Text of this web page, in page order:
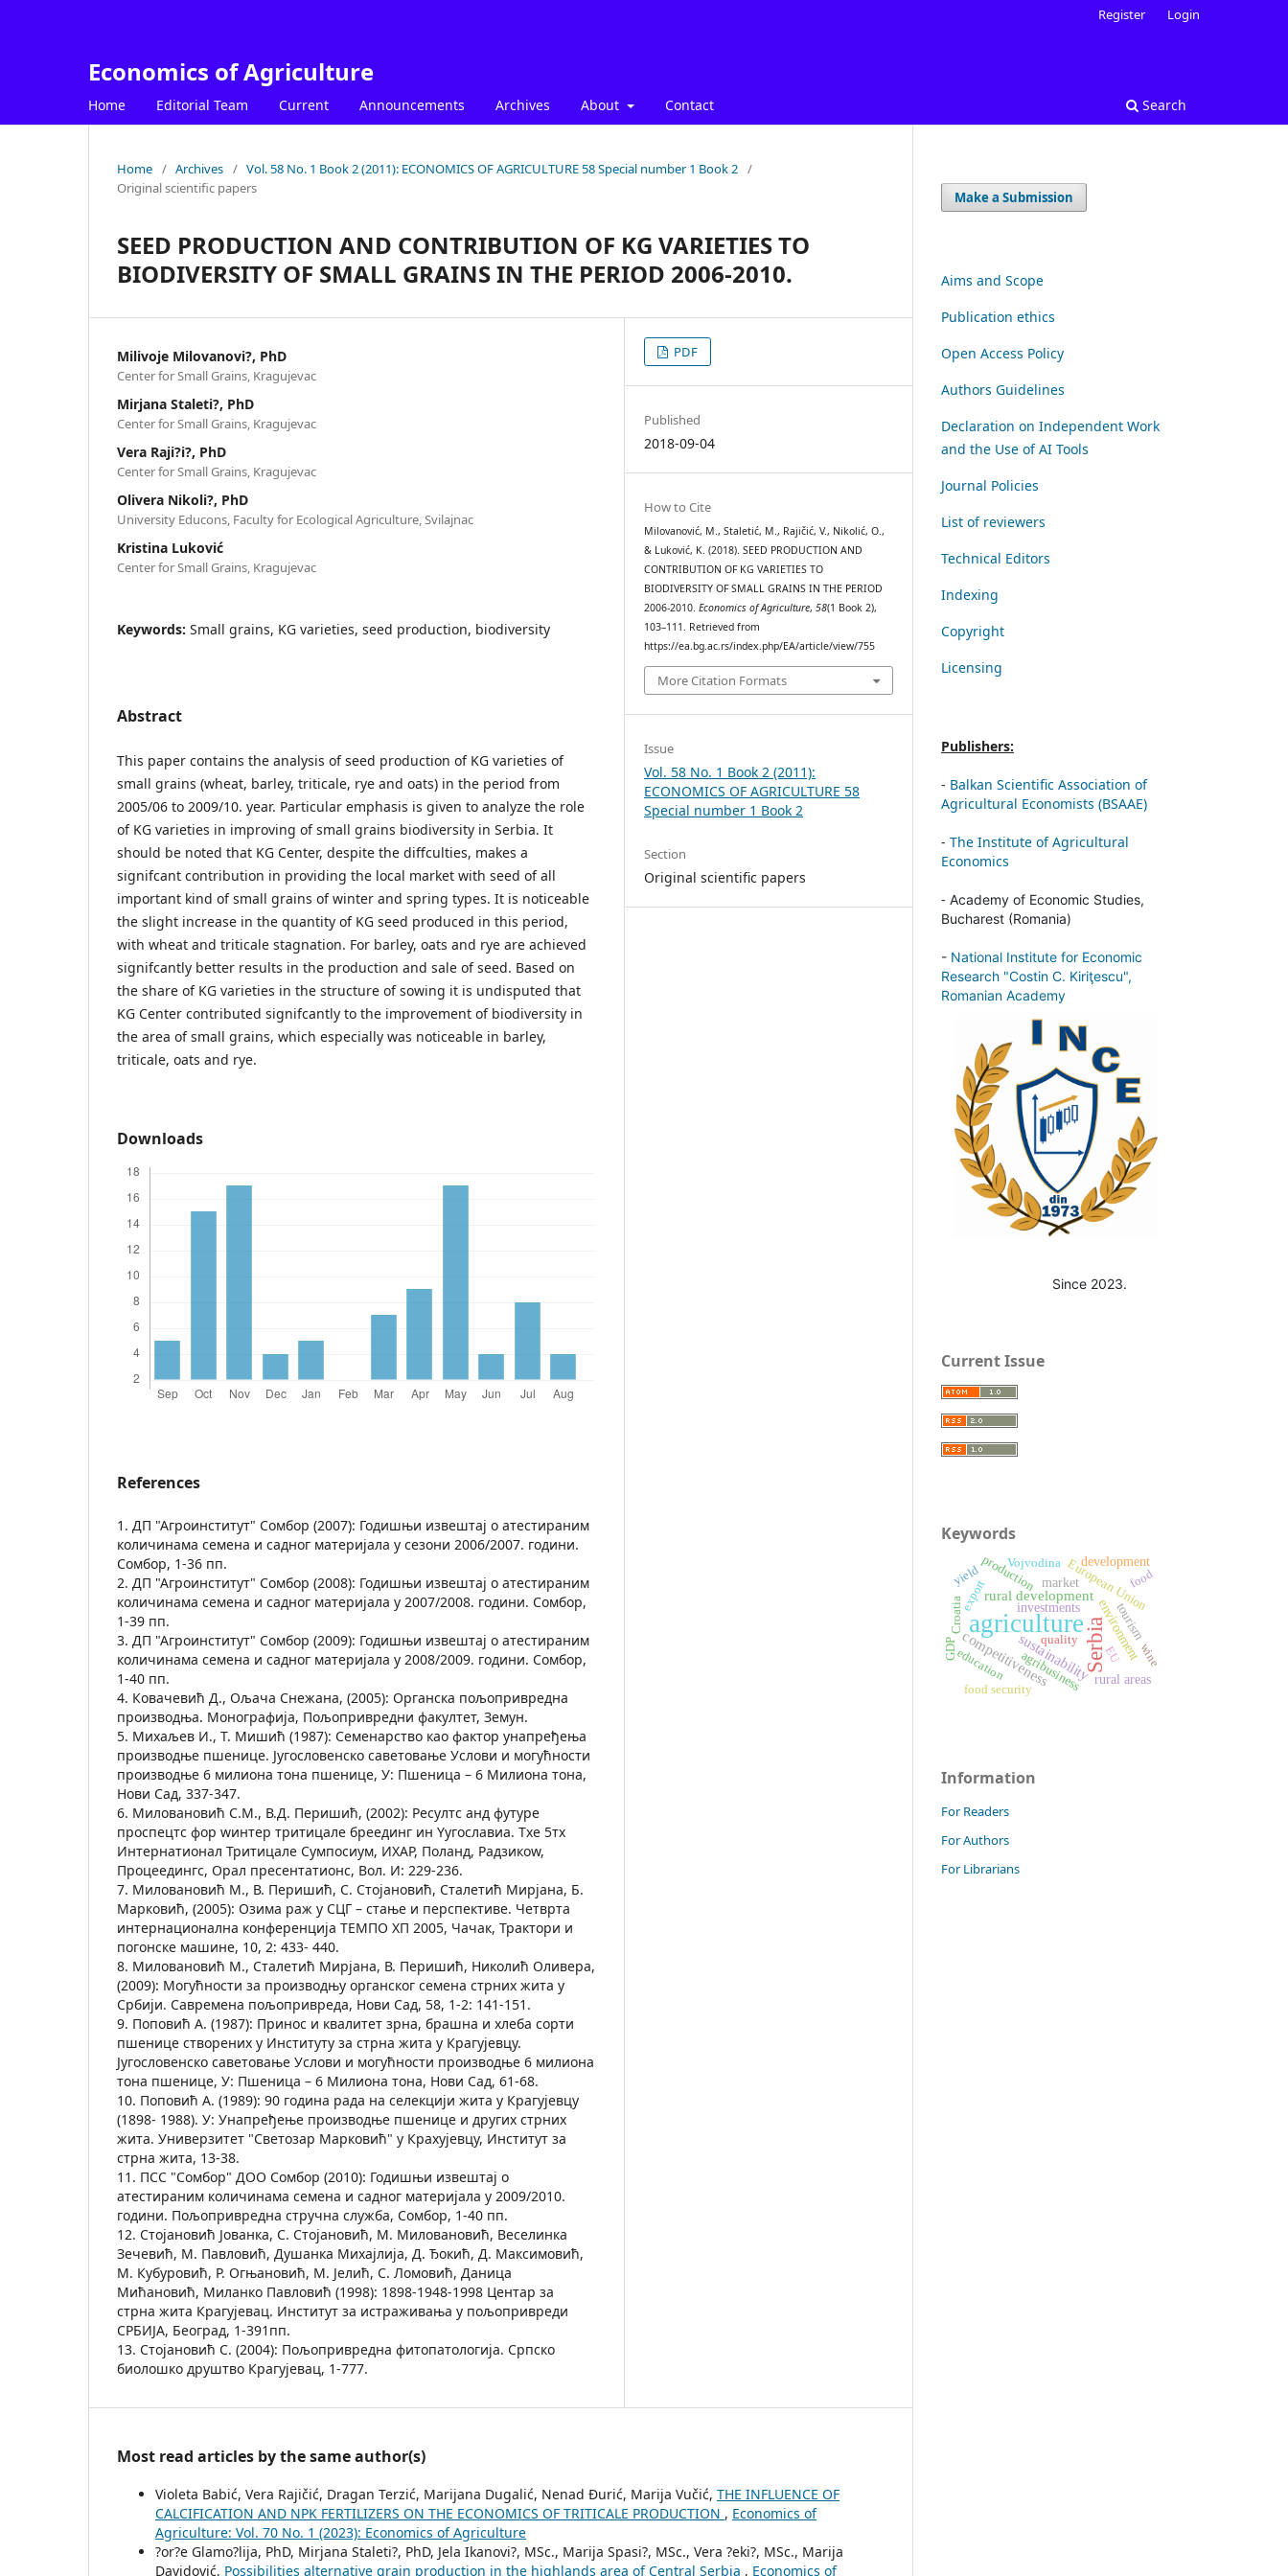
Economics of Agriculture
Home Editorial Team Current Announcements Archives About Contact Search
Register Login
Home / Archives / Vol. 58 No. 1 Book 2 (2011): ECONOMICS OF AGRICULTURE 58 Special number 1 Book 2 /
Original scientific papers
SEED PRODUCTION AND CONTRIBUTION OF KG VARIETIES TO
BIODIVERSITY OF SMALL GRAINS IN THE PERIOD 2006-2010.
Milivoje Milovanovi?, PhD
Center for Small Grains, Kragujevac
Mirjana Staleti?, PhD
Center for Small Grains, Kragujevac
Vera Raji?i?, PhD
Center for Small Grains, Kragujevac
Olivera Nikoli?, PhD
University Educons, Faculty for Ecological Agriculture, Svilajnac
Kristina Luković
Center for Small Grains, Kragujevac
Keywords: Small grains, KG varieties, seed production, biodiversity
Abstract
This paper contains the analysis of seed production of KG varieties of
small grains (wheat, barley, triticale, rye and oats) in the period from
2005/06 to 2009/10. year. Particular emphasis is given to analyze the role
of KG varieties in improving of small grains biodiversity in Serbia. It
should be noted that KG Center, despite the diffculties, makes a
signifcant contribution in providing the local market with seed of all
important kind of small grains of winter and spring types. It is noticeable
the slight increase in the quantity of KG seed produced in this period,
with wheat and triticale stagnation. For barley, oats and rye are achieved
signifcantly better results in the production and sale of seed. Based on
the share of KG varieties in the structure of sowing it is undisputed that
KG Center contributed signifcantly to the improvement of biodiversity in
the area of small grains, which especially was noticeable in barley,
triticale, oats and rye.
Downloads
References
1. ДП "Агроинститут" Сомбор (2007): Годишњи извештај о атестираним
количинама семена и садног материјала у сезони 2006/2007. години.
Сомбор, 1-36 пп.
2. ДП "Агроинститут" Сомбор (2008): Годишњи извештај о атестираним
количинама семена и садног материјала у 2007/2008. години. Сомбор,
1-39 пп.
3. ДП "Агроинститут" Сомбор (2009): Годишњи извештај о атестираним
количинама семена и садног материјала у 2008/2009. години. Сомбор,
1-40 пп.
4. Ковачевић Д., Ољача Снежана, (2005): Органска пољопривредна
производња. Монографија, Пољопривредни факултет, Земун.
5. Михаљев И., Т. Мишић (1987): Семенарство као фактор унапређења
производње пшенице. Југословенско саветовање Услови и могућности
производње 6 милиона тона пшенице, У: Пшеница – 6 Милиона тона,
Нови Сад, 337-347.
6. Миловановић С.М., В.Д. Перишић, (2002): Ресултс анд футуре
проспецтс фор wинтер тритицале бреединг ин Yугославиа. Тхе 5тх
Интернатионал Тритицале Сyмпосиум, ИХАР, Поланд, Радзикоw,
Процеедингс, Орал пресентатионс, Вол. И: 229-236.
7. Миловановић М., В. Перишић, С. Стојановић, Сталетић Мирјана, Б.
Марковић, (2005): Озима раж у СЦГ – стање и перспективе. Четврта
интернационална конференција ТЕМПО ХП 2005, Чачак, Трактори и
погонске машине, 10, 2: 433- 440.
8. Миловановић М., Сталетић Мирјана, В. Перишић, Николић Оливера,
(2009): Могућности за производњу органског семена стрних жита у
Србији. Савремена пољопривреда, Нови Сад, 58, 1-2: 141-151.
9. Поповић А. (1987): Принос и квалитет зрна, брашна и хлеба сорти
пшенице створених у Институту за стрна жита у Крагујевцу.
Југословенско саветовање Услови и могућности производње 6 милиона
тона пшенице, У: Пшеница – 6 Милиона тона, Нови Сад, 61-68.
10. Поповић А. (1989): 90 година рада на селекцији жита у Крагујевцу
(1898- 1988). У: Унапређење производње пшенице и других стрних
жита. Универзитет "Светозар Марковић" у Крахујевцу, Институт за
стрна жита, 13-38.
11. ПСС "Сомбор" ДОО Сомбор (2010): Годишњи извештај о
атестираним количинама семена и садног материјала у 2009/2010.
години. Пољопривредна стручна служба, Сомбор, 1-40 пп.
12. Стојановић Јованка, С. Стојановић, М. Миловановић, Веселинка
Зечевић, М. Павловић, Душанка Михајлија, Д. Ђокић, Д. Максимовић,
М. Кубуровић, Р. Огњановић, М. Јелић, С. Ломовић, Даница
Мићановић, Миланко Павловић (1998): 1898-1948-1998 Центар за
стрна жита Крагујевац. Институт за истраживања у пољопривреди
СРБИЈА, Београд, 1-391пп.
13. Стојановић С. (2004): Пољопривредна фитопатологија. Српско
биолошко друштво Крагујевац, 1-777.
PDF
Published
2018-09-04
How to Cite
Milovanović, M., Staletić, M., Rajičić, V., Nikolić, O.,
& Luković, K. (2018). SEED PRODUCTION AND
CONTRIBUTION OF KG VARIETIES TO
BIODIVERSITY OF SMALL GRAINS IN THE PERIOD
2006-2010.Economics of Agriculture,58(1 Book 2),
103–111. Retrieved from
https://ea.bg.ac.rs/index.php/EA/article/view/755
More Citation Formats
Issue
Vol. 58 No. 1 Book 2 (2011):
ECONOMICS OF AGRICULTURE 58
Special number 1 Book 2
Section
Original scientific papers
Most read articles by the same author(s)
Violeta Babić, Vera Rajičić, Dragan Terzić, Marijana Dugalić, Nenad Đurić, Marija Vučić, THE INFLUENCE OF
CALCIFICATION AND NPK FERTILIZERS ON THE ECONOMICS OF TRITICALE PRODUCTION , Economics of
Agriculture: Vol. 70 No. 1 (2023): Economics of Agriculture
?or?e Glamo?lija, PhD, Mirjana Staleti?, PhD, Jela Ikanovi?, MSc., Marija Spasi?, MSc., Vera ?eki?, MSc., Marija
Davidović, Possibilities alternative grain production in the highlands area of Central Serbia , Economics of
Make a Submission
Aims and Scope
Publication ethics
Open Access Policy
Authors Guidelines
Declaration on Independent Work
and the Use of AI Tools
Journal Policies
List of reviewers
Technical Editors
Indexing
Copyright
Licensing
Publishers:
- Balkan Scientific Association of
Agricultural Economists (BSAAE)
- The Institute of Agricultural
Economics
- Academy of Economic Studies,
Bucharest (Romania)
- National Institute for Economic
Research "Costin C. Kiriţescu",
Romanian Academy
Since 2023.
Current Issue
Keywords
agricultureSerbia
competitiveness
rural development
sustainabilityenvironment
investments
marketEuropean Union
rural areas
tourism
production development
agribusiness
education
food security
Vojvodina
quality
export
Croatia
yield
EU
food
wine
GDP
Information
For Readers
For Authors
For Librarians